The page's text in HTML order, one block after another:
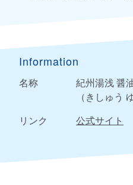
Information
名称
紀州湯浅 醤
（きしゅう
リンク
公式サイト